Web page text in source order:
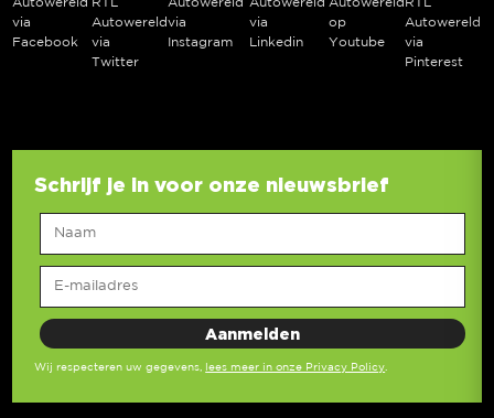
via
Facebook
Autowereld
via
Twitter
via
Instagram
via
Linkedin
op
Youtube
Autowereld
via
Pinterest
Schrijf je in voor onze nieuwsbrief
Wij respecteren uw gegevens, lees meer in onze Privacy Policy